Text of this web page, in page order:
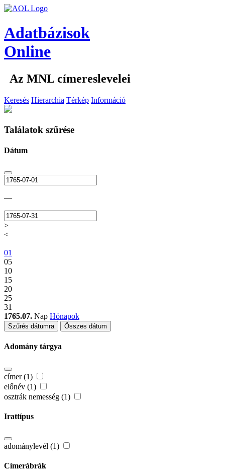
Adatbázisok
Online
Az MNL címereslevelei
Keresés Hierarchia Térkép Információ
Találatok szűrése
Dátum
—
>
<
01
05
10
15
20
25
31
1765.07. Nap Hónapok
Szűrés dátumra Összes dátum
Adomány tárgya
címer (1)
előnév (1)
osztrák nemesség (1)
Irattípus
adománylevél (1)
Címerábrák